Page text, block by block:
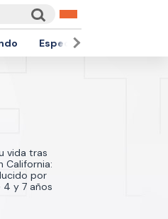
Espectáculos
vida tras
California:
por
y 7 años